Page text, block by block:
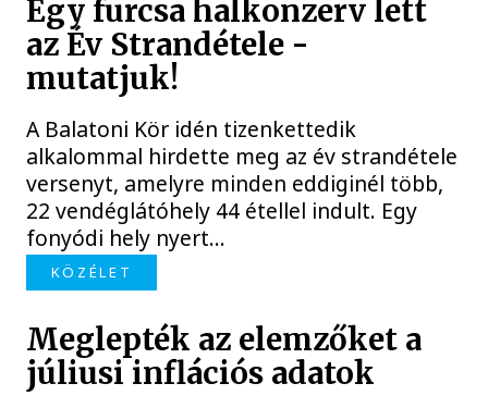
Egy furcsa halkonzerv lett
az Év Strandétele -
mutatjuk!
A Balatoni Kör idén tizenkettedik
alkalommal hirdette meg az év strandétele
versenyt, amelyre minden eddiginél több,
22 vendéglátóhely 44 étellel indult. Egy
fonyódi hely nyert...
KÖZÉLET
Meglepték az elemzőket a
júliusi inflációs adatok